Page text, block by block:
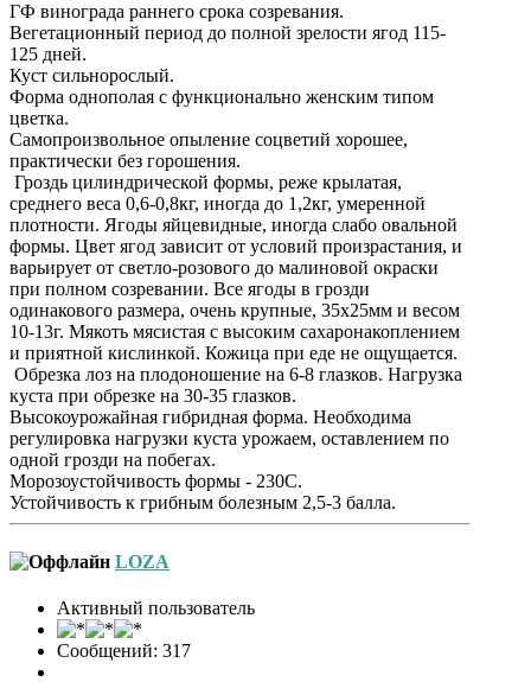
ГФ винограда раннего срока созревания.
Вегетационный период до полной зрелости ягод 115-
125 дней.
Куст сильнорослый.
Форма однополая с функционально женским типом
цветка.
Самопроизвольное опыление соцветий хорошее,
практически без горошения.
Гроздь цилиндрической формы, реже крылатая,
среднего веса 0,6-0,8кг, иногда до 1,2кг, умеренной
плотности. Ягоды яйцевидные, иногда слабо овальной
формы. Цвет ягод зависит от условий произрастания, и
варьирует от светло-розового до малиновой окраски
при полном созревании. Все ягоды в грозди
одинакового размера, очень крупные, 35х25мм и весом
10-13г. Мякоть мясистая с высоким сахаронакоплением
и приятной кислинкой. Кожица при еде не ощущается.
Обрезка лоз на плодоношение на 6-8 глазков. Нагрузка
куста при обрезке на 30-35 глазков.
Высокоурожайная гибридная форма. Необходима
регулировка нагрузки куста урожаем, оставлением по
одной грозди на побегах.
Морозоустойчивость формы - 230С.
Устойчивость к грибным болезным 2,5-3 балла.
LOZA
Активный пользователь
Сообщений: 317